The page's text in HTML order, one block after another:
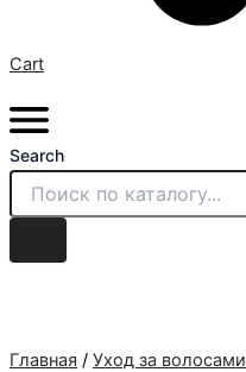
Cart
Search
Главная / Уход за волосами